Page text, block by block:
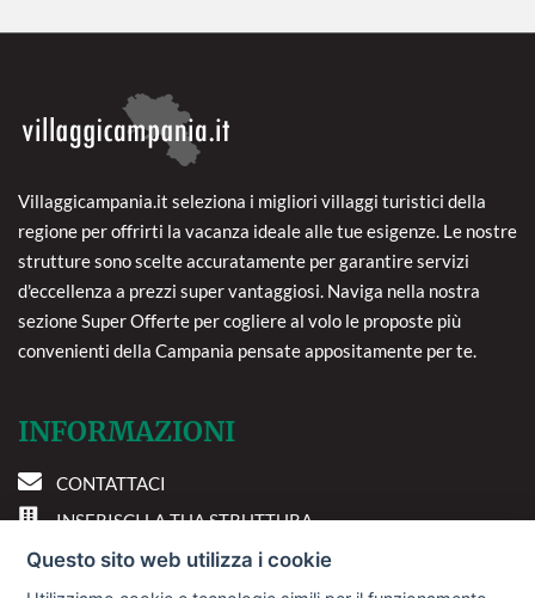
Villaggicampania.it seleziona i migliori villaggi turistici della
regione per offrirti la vacanza ideale alle tue esigenze. Le nostre
strutture sono scelte accuratamente per garantire servizi
d'eccellenza a prezzi super vantaggiosi. Naviga nella nostra
sezione Super Offerte per cogliere al volo le proposte più
convenienti della Campania pensate appositamente per te.
INFORMAZIONI
CONTATTACI
INSERISCI LA TUA STRUTTURA
PREFERENZE COOKIE
Questo sito web utilizza i cookie